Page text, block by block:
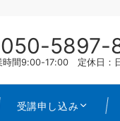
050-5897-
時間9:00-17:00 定休日：
受講申し込み